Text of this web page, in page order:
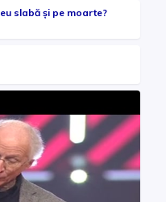
slabă și pe moarte?